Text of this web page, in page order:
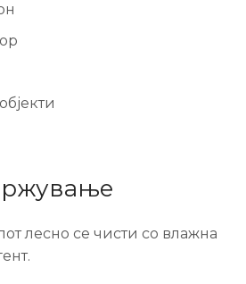
лесно се чисти со влажна